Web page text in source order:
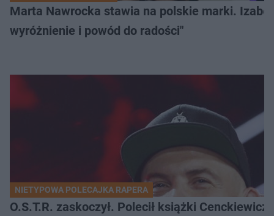
Marta Nawrocka stawia na polskie marki.
wyróżnienie i powód do radości"
NIETYPOWA POLECAJKA RAPERA
O.S.T.R. zaskoczył. Polecił książki